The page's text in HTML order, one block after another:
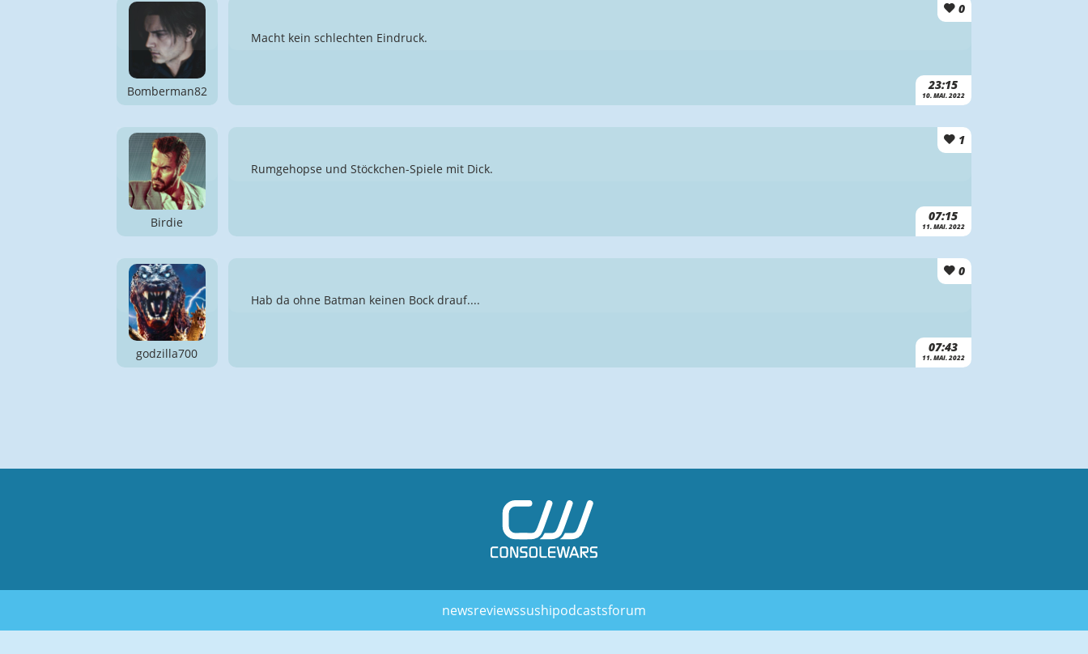
Bomberman82
0
23:15
10. MAI. 2022
Macht kein schlechten Eindruck.
Birdie
1
07:15
11. MAI. 2022
Rumgehopse und Stöckchen-Spiele mit Dick.
godzilla700
0
07:43
11. MAI. 2022
Hab da ohne Batman keinen Bock drauf....
newsreviewssushipodcastsforum